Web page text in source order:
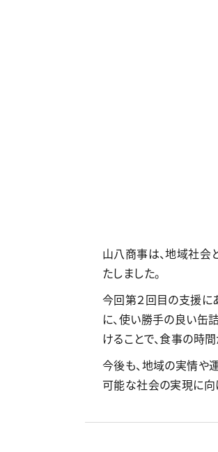
山八商事は、地域社会
たしました。
今回第２回目の支援に
に、使い勝手の良い缶
けることで、食事の時
今後も、地域の実情や
可能な社会の実現に向